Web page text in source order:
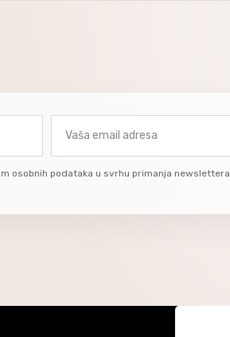
osobnih podataka u svrhu primanja newslettera.